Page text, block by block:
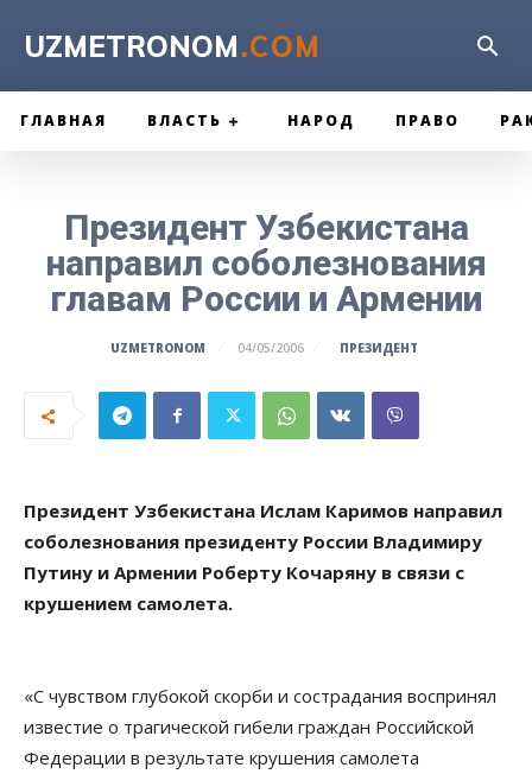
UZMETRONOM.COM
ГЛАВНАЯ ВЛАСТЬ НАРОД ПРАВО
Президент Узбекистана
направил соболезнования
главам России и Армении
UZMETRONOM 04/05/2006 ПРЕЗИДЕНТ
Президент Узбекистана Ислам Каримов направил
соболезнования президенту России Владимиру
Путину и Армении Роберту Кочаряну в связи с
крушением самолета.
«С чувством глубокой скорби и сострадания воспринял
известие о трагической гибели граждан Российской
Федерации в результате крушения самолета